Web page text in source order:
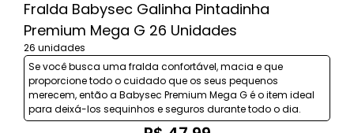
Fralda Babysec Galinha Pintadinha
Premium Mega G 26 Unidades
26 unidades
Se você busca uma fralda confortável, macia e que
proporcione todo o cuidado que os seus pequenos
merecem, então a Babysec Premium Mega G é o item ideal
para deixá-los sequinhos e seguros durante todo o dia.